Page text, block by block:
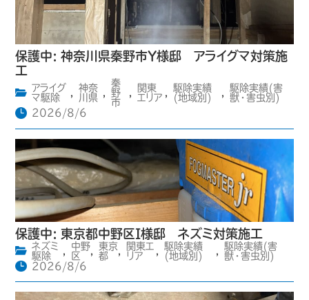
保護中: 神奈川県秦野市Y様邸 アライグマ対策施
工
アライグ
マ駆除
,
神奈
川県 ,
秦
野
市
,
関東
エリア ,
駆除実績
(地域別)
,
駆除実績(害
獣・害虫別)
2026/8/6
保護中: 東京都中野区I様邸 ネズミ対策施工
ネズミ
駆除
中野
区
東京
都
関東エ
リア
駆除実績
(地域別)
駆除実績(害
獣・害虫別)
2026/8/6